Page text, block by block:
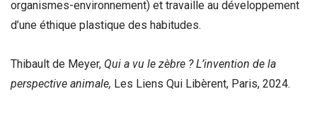
organismes-environnement) et travaille au développement
d’une éthique plastique des habitudes.
Thibault de Meyer, Qui a vu le zèbre ? L’invention de la
perspective animale, Les Liens Qui Libèrent, Paris, 2024.